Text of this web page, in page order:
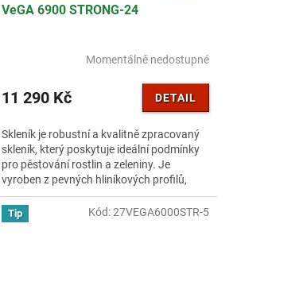
M
A
VeGA 6900 STRONG-24
Momentálně nedostupné
11 290 Kč DETAIL
Skleník je robustní a kvalitně zpracovaný
skleník, který poskytuje ideální podmínky
pro pěstování rostlin a zeleniny. Je
vyroben z pevných hliníkových profilů,
které zaručují...
Tip Kód:27VEGA6000STR-5